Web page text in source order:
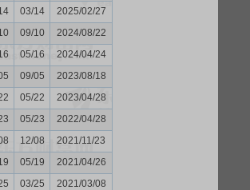
03/14
2025/02/27
09/10
2024/08/22
05/16
2024/04/24
09/05
2023/08/18
05/22
2023/04/28
05/23
2022/04/28
12/08
2021/11/23
05/19
2021/04/26
03/25
2021/03/08